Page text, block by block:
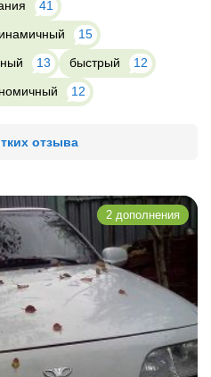
41
15
13 быстрый
12
12
отзыва
2 дополнения